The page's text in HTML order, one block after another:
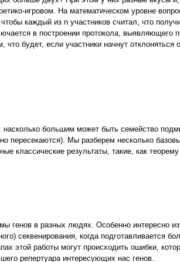
игровом. На математическом уровне
каждый из n участников считал, что
в построении протокола, выявляющего
будет, если участники начнут отклоняться
насколько большим может быть семейство
пересекаются). Мы разберем несколько
классические результаты, такие, как
генов в разных людях. Особенно интересно
секвенирования, когда подготавливается
этой работы могут происходить ошибки,
репертуара интересующих нас генов.